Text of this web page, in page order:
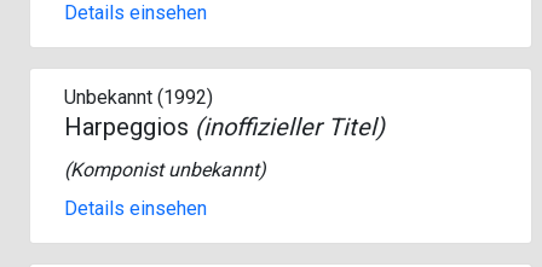
Details einsehen
Unbekannt (1992)
Harpeggios (inoffizieller Titel)
(Komponist unbekannt)
Details einsehen